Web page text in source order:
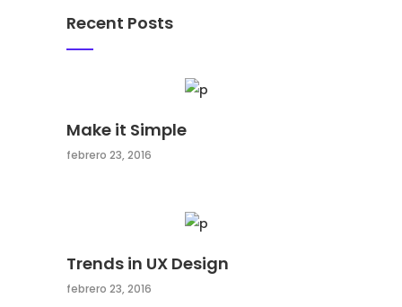
Recent Posts
Make it Simple
febrero 23, 2016
Trends in UX Design
febrero 23, 2016